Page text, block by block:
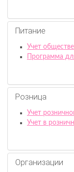
Питание
Учет
Программа
Розница
Учет
Учет в
Организации